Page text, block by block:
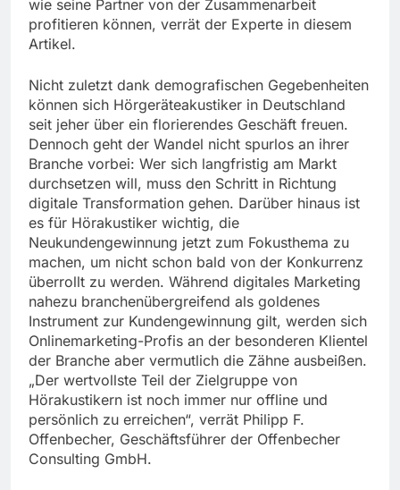
wie seine Partner von der Zusammenarbeit
profitieren können, verrät der Experte in diesem
Artikel.
Nicht zuletzt dank demografischen Gegebenheiten
können sich Hörgeräteakustiker in Deutschland
seit jeher über ein florierendes Geschäft freuen.
Dennoch geht der Wandel nicht spurlos an ihrer
Branche vorbei: Wer sich langfristig am Markt
durchsetzen will, muss den Schritt in Richtung
digitale Transformation gehen. Darüber hinaus ist
es für Hörakustiker wichtig, die
Neukundengewinnung jetzt zum Fokusthema zu
machen, um nicht schon bald von der Konkurrenz
überrollt zu werden. Während digitales Marketing
nahezu branchenübergreifend als goldenes
Instrument zur Kundengewinnung gilt, werden sich
Onlinemarketing-Profis an der besonderen Klientel
der Branche aber vermutlich die Zähne ausbeißen.
„Der wertvollste Teil der Zielgruppe von
Hörakustikern ist noch immer nur offline und
persönlich zu erreichen“, verrät Philipp F.
Offenbecher, Geschäftsführer der Offenbecher
Consulting GmbH.